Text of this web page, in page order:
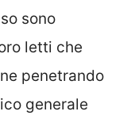
sono
letti che
penetrando
generale